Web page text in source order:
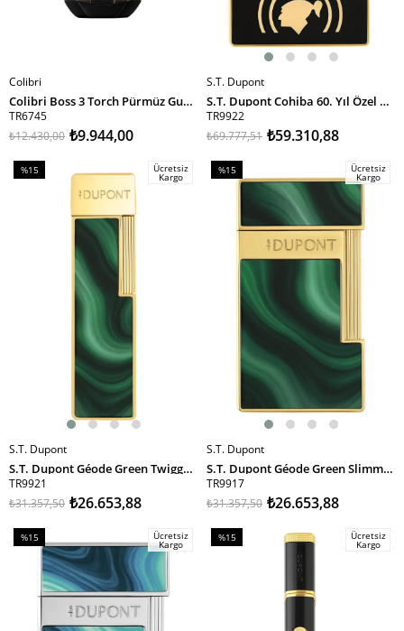
SEPETE EKLE
Colibri
Colibri Boss 3 Torch Pürmüz Gunmetal Puro Çakmağı
TR6745
₺9.944,00
₺12.430,00
SEPETE EKLE
S.T. Dupont
S.T. Dupont Cohiba 60. Yıl Özel Üretim Siyah Gold Tek Torch & Soft Flame Masa Tipi Puro Çakmağı T20472 TR9922
TR9922
₺59.310,88
₺69.777,51
SEPETE EKLE
%15
Ücretsiz
Kargo
S.T. Dupont
S.T. Dupont Géode Green Twiggy Puro Çakmağı 30036 TR9921
TR9921
₺26.653,88
₺31.357,50
SEPETE EKLE
%15
İndirim
Ücretsiz
Kargo
S.T. Dupont
S.T. Dupont Géode Green Slimmy Puro Çakmağı 28036 TR9917
TR9917
₺26.653,88
₺31.357,50
%15
İndirim
%15İndirim
Ücretsiz
Kargo
%15
Ücretsiz
Kargo